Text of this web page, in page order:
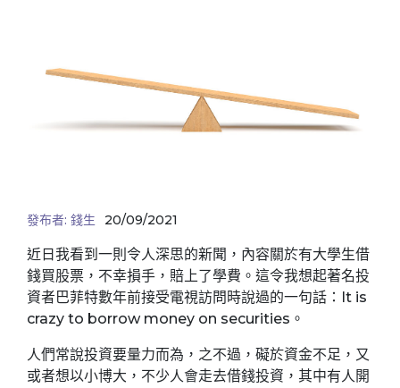
發布者: 錢生 20/09/2021
近日我看到一則令人深思的新聞，內容關於有大學生借
錢買股票，不幸損手，賠上了學費。這令我想起著名投
資者巴菲特數年前接受電視訪問時說過的一句話：It is
crazy to borrow money on securities。
人們常說投資要量力而為，之不過，礙於資金不足，又
或者想以小博大，不少人會走去借錢投資，其中有人開